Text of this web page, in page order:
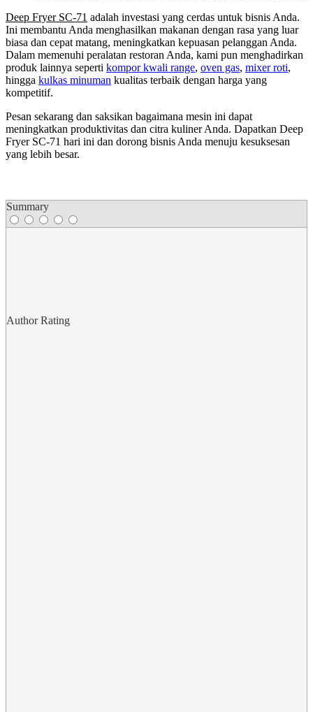
Deep Fryer SC-71 adalah investasi yang cerdas untuk bisnis Anda.
Ini membantu Anda menghasilkan makanan dengan rasa yang luar
biasa dan cepat matang, meningkatkan kepuasan pelanggan Anda.
Dalam memenuhi peralatan restoran Anda, kami pun menghadirkan
produk lainnya seperti kompor kwali range, oven gas, mixer roti,
hingga kulkas minuman kualitas terbaik dengan harga yang
kompetitif.
Pesan sekarang dan saksikan bagaimana mesin ini dapat
meningkatkan produktivitas dan citra kuliner Anda. Dapatkan Deep
Fryer SC-71 hari ini dan dorong bisnis Anda menuju kesuksesan
yang lebih besar.
Summary
Author Rating